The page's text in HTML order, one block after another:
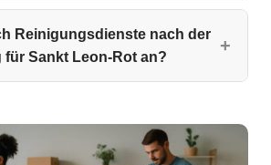
Reinigungsdienste nach der
für Sankt Leon-Rot an?